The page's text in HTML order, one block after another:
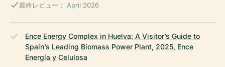
最終レビュー： April 2026
Ence Energy Complex in Huelva: A Visitor’s Guide to
Spain’s Leading Biomass Power Plant, 2025, Ence
Energía y Celulosa